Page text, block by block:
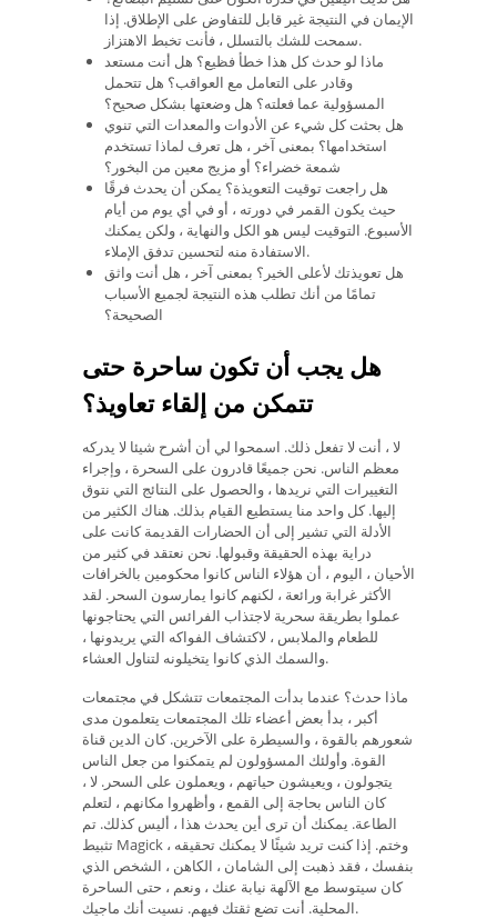
الإيمان في النتيجة غير قابل للتفاوض على الإطلاق. إذا
سمحت للشك بالتسلل ، فأنت تخبط الاهتزاز.
ماذا لو حدث كل هذا خطأ فظيع؟ هل أنت مستعد
وقادر على التعامل مع العواقب؟ هل تتحمل
المسؤولية عما فعلته؟ هل وضعتها بشكل صحيح؟
هل بحثت كل شيء عن الأدوات والمعدات التي تنوي
استخدامها؟ بمعنى آخر ، هل تعرف لماذا تستخدم
شمعة خضراء؟ أو مزيج معين من البخور؟
هل راجعت توقيت التعويذة؟ يمكن أن يحدث فرقًا
حيث يكون القمر في دورته ، أو في أي يوم من أيام
الأسبوع. التوقيت ليس هو الكل والنهاية ، ولكن يمكنك
الاستفادة منه لتحسين تدفق الإملاء.
هل تعويذتك لأعلى الخير؟ بمعنى آخر ، هل أنت واثق
تمامًا من أنك تطلب هذه النتيجة لجميع الأسباب
الصحيحة؟
هل يجب أن تكون ساحرة حتى
تتمكن من إلقاء تعاويذ؟
لا ، أنت لا تفعل ذلك. اسمحوا لي أن أشرح شيئا لا يدركه
معظم الناس. نحن جميعًا قادرون على السحرة ، وإجراء
التغييرات التي نريدها ، والحصول على النتائج التي نتوق
إليها. كل واحد منا يستطيع القيام بذلك. هناك الكثير من
الأدلة التي تشير إلى أن الحضارات القديمة كانت على
دراية بهذه الحقيقة وقبولها. نحن نعتقد في كثير من
الأحيان ، اليوم ، أن هؤلاء الناس كانوا محكومين بالخرافات
الأكثر غرابة ورائعة ، لكنهم كانوا يمارسون السحر. لقد
عملوا بطريقة سحرية لاجتذاب الفرائس التي يحتاجونها
للطعام والملابس ، لاكتشاف الفواكه التي يريدونها ،
والسمك الذي كانوا يتخيلونه لتناول العشاء.
ماذا حدث؟ عندما بدأت المجتمعات تتشكل في مجتمعات
أكبر ، بدأ بعض أعضاء تلك المجتمعات يتعلمون مدى
شعورهم بالقوة ، والسيطرة على الآخرين. كان الدين قناة
القوة. وأولئك المسؤولون لم يتمكنوا من جعل الناس
يتجولون ، ويعيشون حياتهم ، ويعملون على السحر. لا ،
كان الناس بحاجة إلى القمع ، وأظهروا مكانهم ، لتعلم
الطاعة. يمكنك أن ترى أين يحدث هذا ، أليس كذلك. تم
تثبيط Magick ، ​​وختم. إذا كنت تريد شيئًا لا يمكنك تحقيقه
بنفسك ، فقد ذهبت إلى الشامان ، الكاهن ، الشخص الذي
كان سيتوسط مع الآلهة نيابة عنك ، ونعم ، حتى الساحرة
المحلية. أنت تضع ثقتك فيهم. نسيت أنك ماجيك.